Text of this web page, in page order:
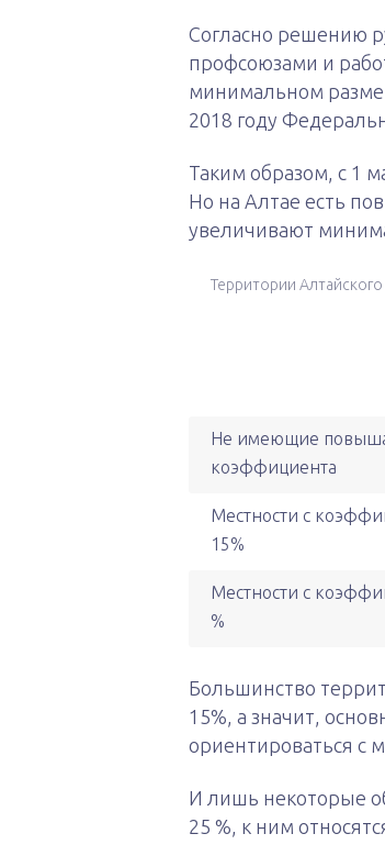
Согласно решению
профсоюзами и
минимальном
2018 году
Таким образом, с 1
Но на Алтае есть
увеличивают
Территории Алтайского
Не имеющие
коэффициента
Местности с
15%
Местности с
%
Большинство
15%, а значит,
ориентироваться с
И лишь некоторые
25 %, к ним